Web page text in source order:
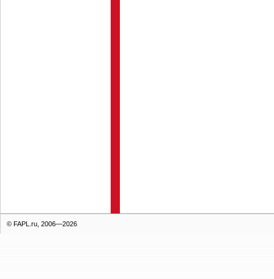
© FAPL.ru, 2006—2026